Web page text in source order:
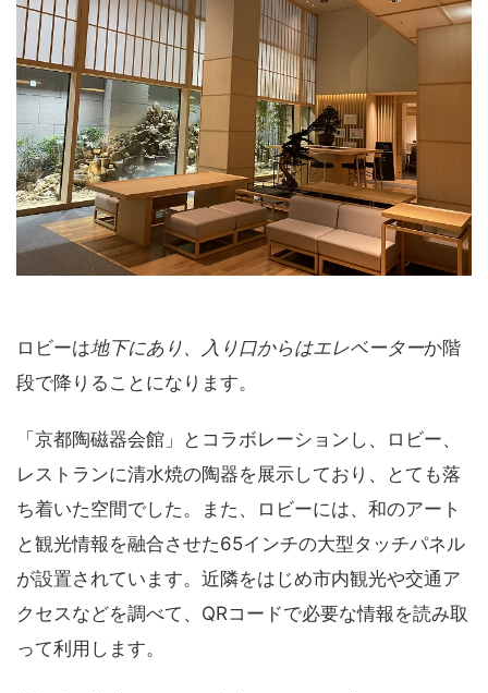
ロビーは地下にあり、入り口からはエレベーターか階
段で降りることになります。
「京都陶磁器会館」とコラボレーションし、ロビー、
レストランに清水焼の陶器を展示しており、とても落
ち着いた空間でした。また、ロビーには、和のアート
と観光情報を融合させた65インチの大型タッチパネル
が設置されています。近隣をはじめ市内観光や交通ア
クセスなどを調べて、QRコードで必要な情報を読み取
って利用します。